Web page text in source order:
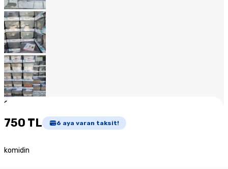
1
750 TL 6 aya varan taksit!
komidin